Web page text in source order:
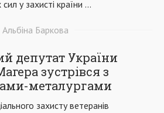
у захисті країни ...
Альбіна Баркова
депутат України
зустрівся з
металургами
захисту ветеранів